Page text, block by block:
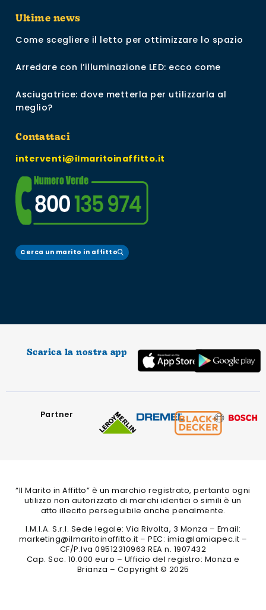
Ultime news
Come scegliere il letto per ottimizzare lo spazio
Arredare con l’illuminazione LED: ecco come
Asciugatrice: dove metterla per utilizzarla al
meglio?
Contattaci
interventi@ilmaritoinaffitto.it
Cerca un marito in affitto
Scarica la nostra app
Partner
“Il Marito in Affitto” è un marchio registrato, pertanto ogni
utilizzo non autorizzato di marchi identici o simili è un
atto illecito perseguibile anche penalmente.
I.M.I.A. S.r.l. Sede legale: Via Rivolta, 3 Monza – Email:
marketing@ilmaritoinaffitto.it – PEC: imia@lamiapec.it –
CF/P.Iva 09512310963 REA n. 1907432
Cap. Soc. 10.000 euro – Ufficio del registro: Monza e
Brianza – Copyright © 2025